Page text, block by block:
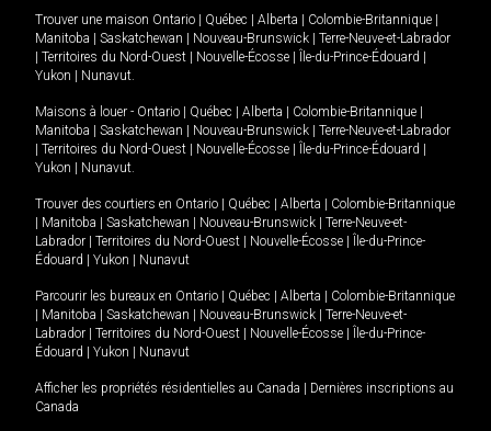
Trouver une maison Ontario Québec Alberta Colombie-Britannique
Manitoba
Saskatchewan Nouveau-Brunswick
Terre-Neuve-et-Labrador
Territoires du Nord-Ouest Nouvelle-Écosse Île-du-Prince-Édouard
Yukon
Nunavut.
Maisons à louer - Ontario Québec Alberta Colombie-Britannique
Manitoba
Saskatchewan Nouveau-Brunswick
Terre-Neuve-et-Labrador
Territoires du Nord-Ouest Nouvelle-Écosse Île-du-Prince-Édouard
Yukon
Nunavut.
Trouver des courtiers en Ontario Québec Alberta
Colombie-Britannique
Manitoba Saskatchewan Nouveau-Brunswick
Terre-Neuve-et-
Labrador
Territoires du Nord-Ouest Nouvelle-Écosse
Île-du-Prince-
Édouard
Yukon Nunavut
Parcourir les bureaux en Ontario Québec Alberta
Colombie-Britannique
Manitoba Saskatchewan Nouveau-Brunswick
Terre-Neuve-et-
Labrador
Territoires du Nord-Ouest Nouvelle-Écosse
Île-du-Prince-
Édouard
Yukon Nunavut
Afficher les propriétés résidentielles au Canada
Dernières inscriptions au
Canada